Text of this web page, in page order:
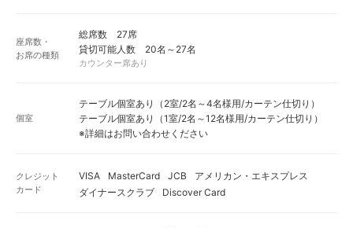
座席数・
お席の種類
総席数 27席
貸切可能人数 20名～27名
カウンター席あり
個室
テーブル個室あり（2室/2名～4名様用/カーテン仕切り）
テーブル個室あり（1室/2名～12名様用/カーテン仕切り）
※詳細はお問い合わせください
クレジット
カード
VISA MasterCard JCB
アメリカン・エキスプレス
ダイナースクラブ
Discover Card